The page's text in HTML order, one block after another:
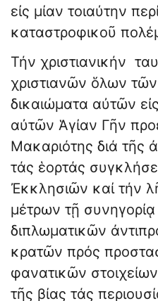
εἰς μίαν τοιαύτην
καταστροφικοῦ
Τήν χριστιανικήν
χριστιανῶν ὅλων
δικαιώματα αὐτῶν
αὐτῶν Ἁγίαν Γῆν
Μακαριότης διά τῆς
τάς ἑορτάς
Ἐκκλησιῶν καί τήν
μέτρων τῇ
διπλωματικῶν
κρατῶν πρός
φανατικῶν
τῆς βίας τάς